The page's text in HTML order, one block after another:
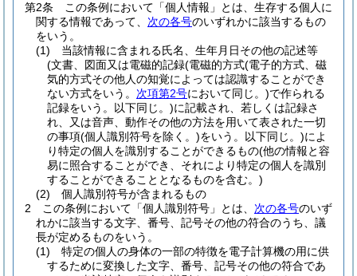
第2条
この条例において「個人情報」とは、生存する個人に
関する情報であって、 次の各号のいずれかに該当するもの
をいう。
(1)
当該情報に含まれる氏名、生年月日その他の記述等
(文書、図面又は電磁的記録(電磁的方式(電子的方式、磁
気的方式その他人の知覚によっては認識することができ
ない方式をいう。 次項第2号において同じ。)で作られる
記録をいう。以下同じ。)に記載され、若しくは記録さ
れ、又は音声、動作その他の方法を用いて表された一切
の事項(個人識別符号を除く。)をいう。以下同じ。)によ
り特定の個人を識別することができるもの(他の情報と容
易に照合することができ、それにより特定の個人を識別
することができることとなるものを含む。)
(2)
個人識別符号が含まれるもの
2
この条例において「個人識別符号」とは、 次の各号のいず
れかに該当する文字、番号、記号その他の符合のうち、議
長が定めるものをいう。
(1)
特定の個人の身体の一部の特徴を電子計算機の用に供
するために変換した文字、番号、記号その他の符合であ